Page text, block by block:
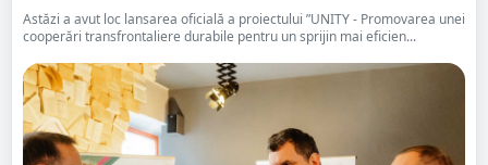
Astăzi a avut loc lansarea oficială a proiectului ”UNITY - Promovarea unei
cooperări transfrontaliere durabile pentru un sprijin mai eficien...